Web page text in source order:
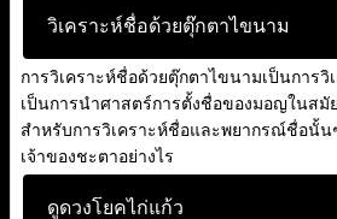
วิเคราะห์ชื่อด้วยตุ๊กตาไขนาม
การวิเคราะห์ชื่อด้วยตุ๊กตาไขนามเป็นการวิ
เป็นการนำศาสตร์การตั้งชื่อของมอญในส
สำหรับการวิเคราะห์ชื่อและพยากรณ์ชื่อนั้
เจ้าของชะตาอย่างไร
ดูดวงโยคไก่แก้ว